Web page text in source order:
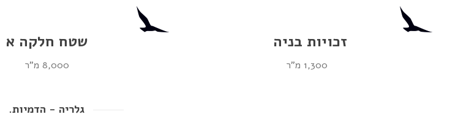
שטח חלקה א
8,000 מ"ר
זכויות בניה
גלריה - הדמיות.